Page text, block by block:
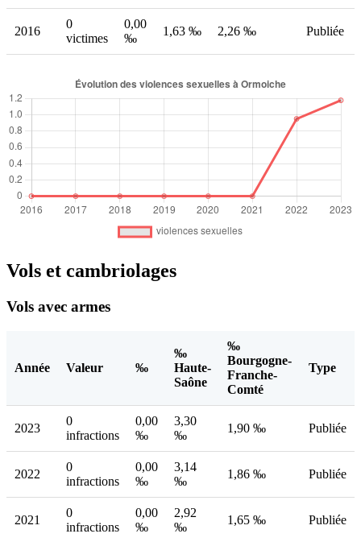
2016
0
victimes
0,00
‰
1,63 ‰ 2,26 ‰ Publiée
Vols et cambriolages
Vols avec armes
Année Valeur ‰
‰
Haute-
Saône
‰
Bourgogne-
Franche-
Comté
Type
2023
0
infractions
0,00
‰
3,30
‰
1,90 ‰ Publiée
2022
0
infractions
0,00
‰
3,14
‰
1,86 ‰ Publiée
2021
0
infractions
0,00
‰
2,92
‰
1,65 ‰ Publiée